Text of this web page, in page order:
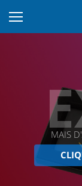
MAIS